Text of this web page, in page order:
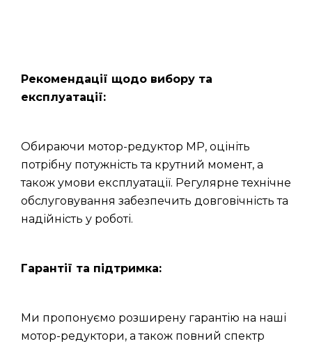
Рекомендації щодо вибору та
експлуатації:
Обираючи мотор-редуктор МР, оцініть
потрібну потужність та крутний момент, а
також умови експлуатації. Регулярне технічне
обслуговування забезпечить довговічність та
надійність у роботі.
Гарантії та підтримка:
Ми пропонуємо розширену гарантію на наші
мотор-редуктори, а також повний спектр